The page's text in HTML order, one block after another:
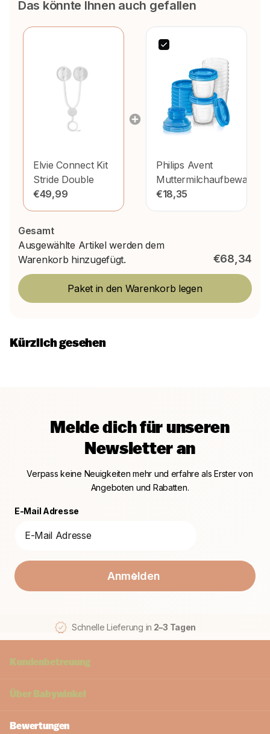
Das könnte Ihnen auch gefallen
Elvie Connect Kit
Stride Double
€49,99
Philips Avent
180ml 10 Stk
€18,35
Gesamt
Ausgewählte Artikel werden dem
Warenkorb hinzugefügt.
€68,34
Paket in den Warenkorb legen
Kürzlich gesehen
Melde dich für unseren
Newsletter an
Verpass keine Neuigkeiten mehr und erfahre als Erster von
Angeboten und Rabatten.
E-Mail Adresse
Anmelden
Schnelle Lieferung in 2–3 Tagen
Kundenbetreuung
Über Babywinkel
Bewertungen